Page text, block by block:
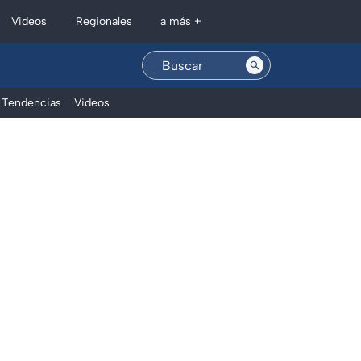
Videos Regionales a más +
Tendencias Videos